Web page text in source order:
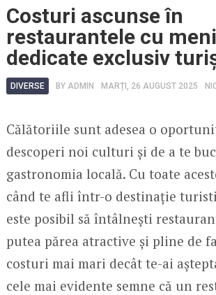
Costuri ascunse în
restaurantele cu
dedicate exclusiv
DIVERSE BY ADMIN MARȚI, 26 AUGUST 2025
Călătoriile sunt adesea o
descoperi noi culturi și de a te
gastronomia locală. Cu toate
când te afli într-o destinație
este posibil să întâlnești
putea părea atractive și pline de
costuri mai mari decât te-ai
cele mai evidente semne că un